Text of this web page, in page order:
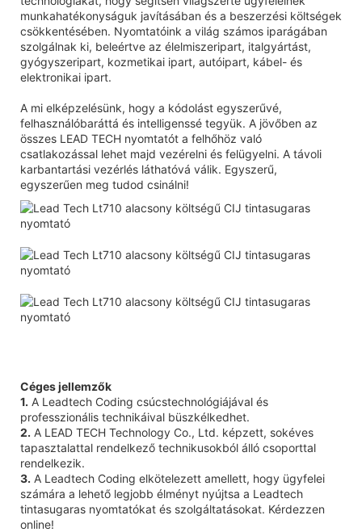
munkahatékonyságuk javításában és a beszerzési költségek
csökkentésében. Nyomtatóink a világ számos iparágában
szolgálnak ki, beleértve az élelmiszeripart, italgyártást,
gyógyszeripart, kozmetikai ipart, autóipart, kábel- és
elektronikai ipart.
A mi elképzelésünk, hogy a kódolást egyszerűvé,
felhasználóbaráttá és intelligenssé tegyük. A jövőben az
összes LEAD TECH nyomtatót a felhőhöz való
csatlakozással lehet majd vezérelni és felügyelni. A távoli
karbantartási vezérlés láthatóvá válik. Egyszerű,
egyszerűen meg tudod csinálni!
Céges jellemzők
1. A Leadtech Coding csúcstechnológiájával és
professzionális technikáival büszkélkedhet.
2. A LEAD TECH Technology Co., Ltd. képzett, sokéves
tapasztalattal rendelkező technikusokból álló csoporttal
rendelkezik.
3. A Leadtech Coding elkötelezett amellett, hogy ügyfelei
számára a lehető legjobb élményt nyújtsa a Leadtech
tintasugaras nyomtatókat és szolgáltatásokat. Kérdezzen
online!